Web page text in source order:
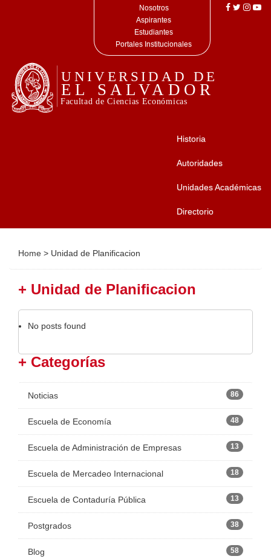
Nosotros
Aspirantes
Estudiantes
Portales Institucionales
Historia
Autoridades
Unidades Académicas
Directorio
Home > Unidad de Planificacion
+ Unidad de Planificacion
No posts found
+ Categorías
Noticias 86
Escuela de Economía 48
Escuela de Administración de Empresas 13
Escuela de Mercadeo Internacional 18
Escuela de Contaduría Pública 13
Postgrados 38
Blog 58